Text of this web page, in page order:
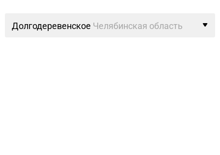
Долгодеревенское Челябинская область